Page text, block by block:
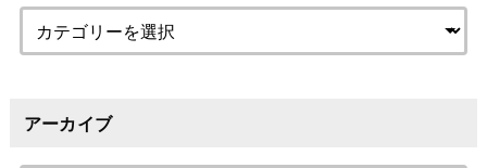
アーカイブ